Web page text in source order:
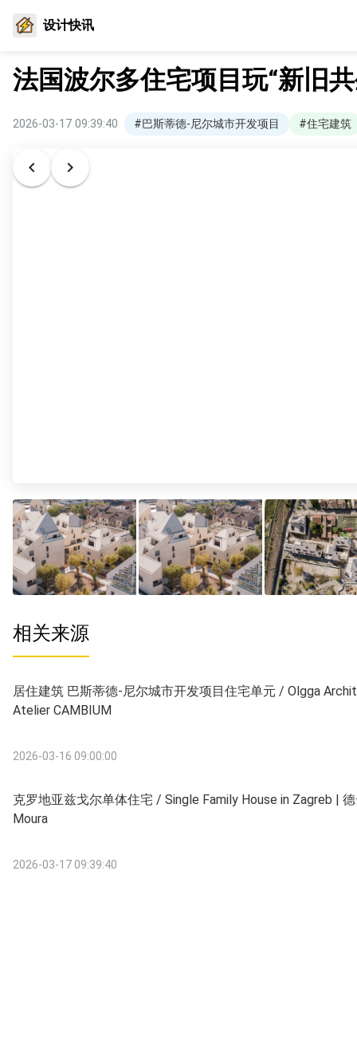
设计快讯
法国波尔多住宅项目玩“新旧
2026-03-17 09:39:40 #巴斯蒂德-尼尔城市开发项目 #住宅建筑
相关来源
居住建筑 巴斯蒂德-尼尔城市开发项目住宅单元 / Olgga
Atelier CAMBIUM
2026-03-16 09:00:00
克罗地亚兹戈尔单体住宅 / Single Family House in Zagreb | 德
Moura
2026-03-17 09:39:40